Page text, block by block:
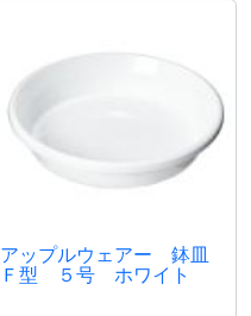
アップルウェアー 鉢皿
Ｆ型 ５号 ホワイト